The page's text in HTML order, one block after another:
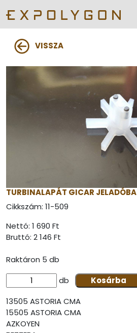
VISSZA
TURBINALAPÁT GICAR JELADÓBA
Cikkszám: 11-509
Nettó: 1 690 Ft
Bruttó: 2 146 Ft
Raktáron 5 db
db
Kosárba
13505 ASTORIA CMA
15505 ASTORIA CMA
AZKOYEN